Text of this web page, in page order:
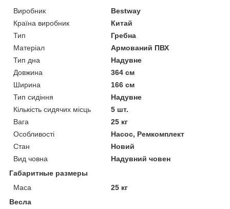
Виробник
Bestway
Країна виробник
Китай
Тип
Гребна
Матеріал
Армований ПВХ
Тип дна
Надувне
Довжина
364 см
Ширина
166 см
Тип сидіння
Надувне
Кількість сидячих місць
5 шт.
Вага
25 кг
Особливості
Насос, Ремкомплект
Стан
Новий
Вид човна
Надувний човен
Габаритные размеры
Маса
25 кг
Весла